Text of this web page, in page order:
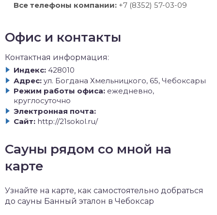
Все телефоны компании: +7 (8352) 57-03-09
Офис и контакты
Контактная информация:
Индекс: 428010
Адрес: ул. Богдана Хмельницкого, 65, Чебоксары
Режим работы офиса: ежедневно,
круглосуточно
Электронная почта:
Сайт: http://21sokol.ru/
Сауны рядом со мной на
карте
Узнайте на карте, как самостоятельно добраться
до сауны Банный эталон в Чебоксар